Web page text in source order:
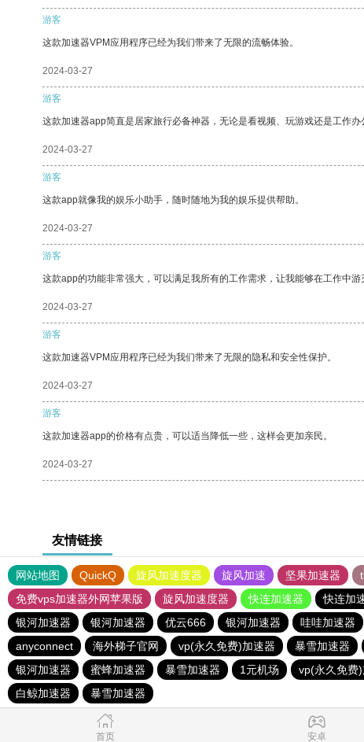
游客
这款加速器VPM应用程序已经为我们带来了无限的流畅体验。
2024-03-27
游客
这款加速器app简直是居家旅行必备神器，无论是看视频、玩游戏还是工作
2024-03-27
游客
这款app就像我的娱乐小助手，随时随地为我的娱乐提供帮助。
2024-03-27
游客
这款app的功能非常强大，可以满足我所有的工作需求，让我能够在工作中游
2024-03-27
游客
这款加速器VPM应用程序已经为我们带来了无限的隐私和安全性保护。
2024-03-27
游客
这款加速器app的价格有点贵，可以适当降低一些，这样会更加亲民。
2024-03-27
友情链接
网站地图 QuickQ 旋风加速度器 旋风加速 坚果加速器
免费vps加速器外网苹果版
旋风加速度器 快连加速器 快连加
银河加速器
银河加速器 优云666 银河加速器 哇哇加速器
anyconnect
海外梯子官网 vp(永久免费)加速器 暴雪加速器
银河加速器
蜜蜂加速器 暴雪加速器 1元机场 vp(永久免费
白鲸加速器
暴雪加速器
首页 安卓